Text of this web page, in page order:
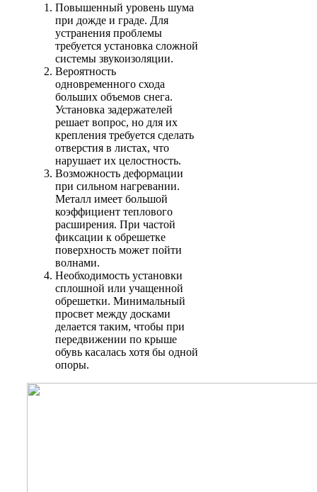
Повышенный уровень шума
при дожде и граде. Для
устранения проблемы
требуется установка сложной
системы звукоизоляции.
Вероятность
одновременного схода
больших объемов снега.
Установка задержателей
решает вопрос, но для их
крепления требуется сделать
отверстия в листах, что
нарушает их целостность.
Возможность деформации
при сильном нагревании.
Металл имеет большой
коэффициент теплового
расширения. При частой
фиксации к обрешетке
поверхность может пойти
волнами.
Необходимость установки
сплошной или учащенной
обрешетки. Минимальный
просвет между досками
делается таким, чтобы при
передвижении по крыше
обувь касалась хотя бы одной
опоры.